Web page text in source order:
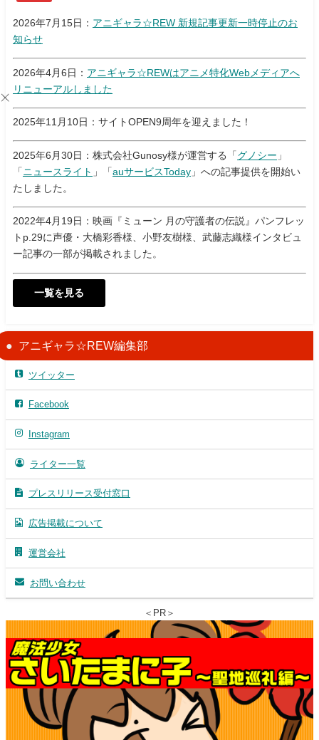
2026年7月15日： アニギャラ☆REW 新規記事更新一時停止のお
知らせ
2026年4月6日： アニギャラ☆REWはアニメ特化Webメディアへ
リニューアルしました
2025年11月10日：サイトOPEN9周年を迎えました！
2025年6月30日：株式会社Gunosy様が運営する「 グノシー 」
「 ニュースライト 」「auサービスToday 」への記事提供を開始い
たしました。
2022年4月19日：映画『ミューン 月の守護者の伝説』パンフレッ
トp.29に声優・大橋彩香様、小野友樹様、武藤志織様インタビュ
ー記事の一部が掲載されました。
一覧を見る
アニギャラ☆REW編集部
ツイッター
Facebook
Instagram
ライター一覧
プレスリリース受付窓口
広告掲載について
運営会社
お問い合わせ
＜PR＞